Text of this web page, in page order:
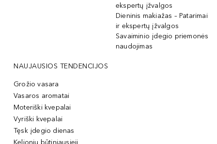
ekspertų įžvalgos
Dieninis makiažas – Patarimai
ir ekspertų įžvalgos
Savaiminio įdegio priemonės
naudojimas
NAUJAUSIOS TENDENCIJOS
Grožio vasara
Vasaros aromatai
Moteriški kvepalai
Vyriški kvepalai
Tęsk įdegio dienas
Kelionių būtiniausieji